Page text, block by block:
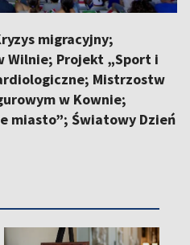
migracyjny;
Wilnie; Projekt „Sport i
Mistrzostw
w Kownie;
miasto”; Światowy Dzień